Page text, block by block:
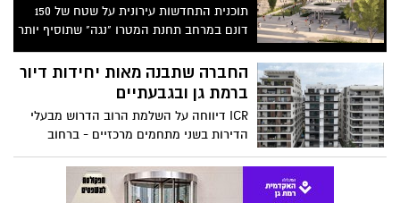
תוכנית התחדשות עירונית על שטח של 150
דונם במרחב תחנת המטרו "נגה" שתוסיף יותר
מ-2,000 דירות חדשות תעלה לדיון בוועדה
המחוזית
החברה שתבנה מאות יחידות דיור
ברמת גן ובגבעתיים
ICR דיווחה על השלמת הרוב הדרוש מבעלי
הדירות בשני מתחמים מרכזיים - ברחוב
הרא"ה ברמת גן וברחובות משמר
הירדן-ההסתדרות בגבעתיים